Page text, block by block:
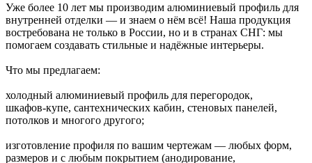
Уже более 10 лет мы производим алюминиевый профиль для
внутренней отделки — и знаем о нём всё! Наша продукция
востребована не только в России, но и в странах СНГ: мы
помогаем создавать стильные и надёжные интерьеры.
Что мы предлагаем:
холодный алюминиевый профиль для перегородок,
шкафов‑купе, сантехнических кабин, стеновых панелей,
потолков и многого другого;
изготовление профиля по вашим чертежам — любых форм,
размеров и с любым покрытием (анодирование,